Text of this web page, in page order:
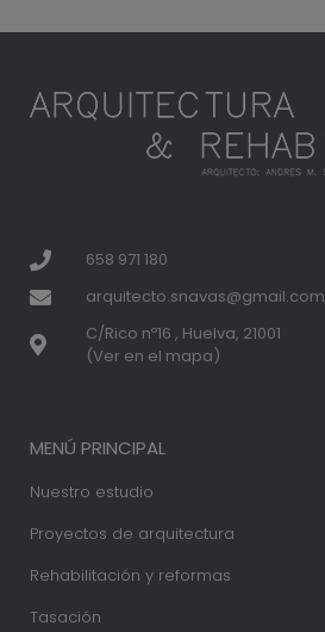
658 971 180
arquitecto.snavas@gmail.com
C/Rico nº16 , Huelva, 21001
(Ver en el mapa)
MENÚ PRINCIPAL
Nuestro estudio
Proyectos de arquitectura
Rehabilitación y reformas
Tasación